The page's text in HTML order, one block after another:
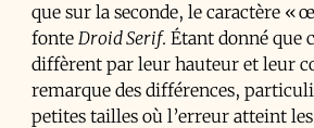
que sur la seconde, le caractère «
fonte Droid Serif. Étant donné que
diffèrent par leur hauteur et leur
remarque des différences,
petites tailles où l’erreur atteint les